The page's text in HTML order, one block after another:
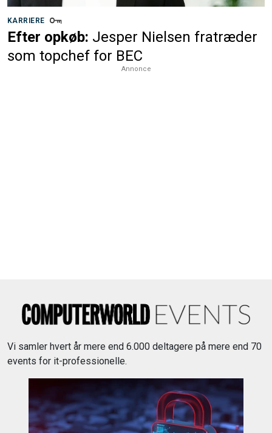
KARRIERE
Efter opkøb: Jesper Nielsen fratræder
som topchef for BEC
Annonce
Vi samler hvert år mere end 6.000 deltagere på mere end 70
events for it-professionelle.